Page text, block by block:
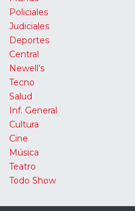
Policiales
Judiciales
Deportes
Central
Newell’s
Tecno
Salud
Inf. General
Cultura
Cine
Música
Teatro
Todo Show